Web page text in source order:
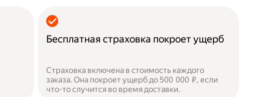
Бесплатная страховка покроет ущерб
Страховка включена в стоимость каждого
заказа. Она покроет ущерб до 500 000 ₽, если
что-то случится во время доставки.